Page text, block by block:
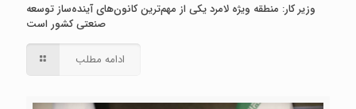
وزیر کار: منطقه ویژه لامرد یکی از مهم‌ترین کانون‌های آینده‌ساز توسعه
صنعتی کشور است
ادامه مطلب